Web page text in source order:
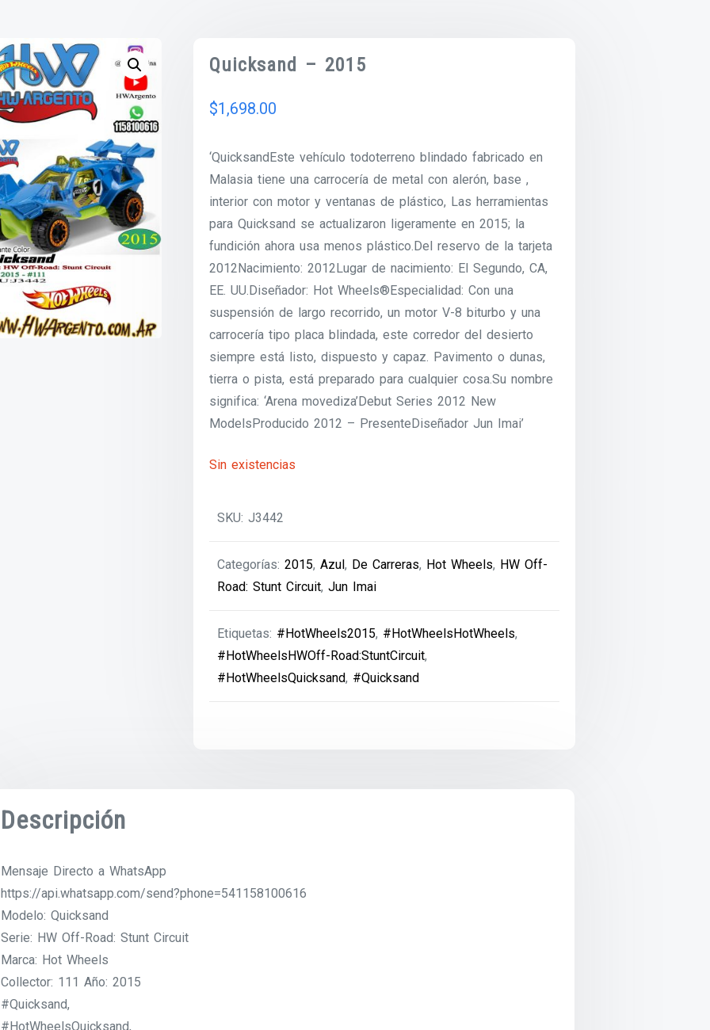
Quicksand – 2015
$1,698.00
‘QuicksandEste vehículo todoterreno blindado fabricado en
Malasia tiene una carrocería de metal con alerón, base ,
interior con motor y ventanas de plástico, Las herramientas
para Quicksand se actualizaron ligeramente en 2015; la
fundición ahora usa menos plástico.Del reservo de la tarjeta
2012Nacimiento: 2012Lugar de nacimiento: El Segundo, CA,
EE. UU.Diseñador: Hot Wheels®Especialidad: Con una
suspensión de largo recorrido, un motor V-8 biturbo y una
carrocería tipo placa blindada, este corredor del desierto
siempre está listo, dispuesto y capaz. Pavimento o dunas,
tierra o pista, está preparado para cualquier cosa.Su nombre
significa: ‘Arena movediza’Debut Series 2012 New
ModelsProducido 2012 – PresenteDiseñador Jun Imai’
Sin existencias
SKU:J3442
Categorías:2015,Azul, De Carreras, Hot Wheels, HW Off-
Road: Stunt Circuit,Jun Imai
Etiquetas: #HotWheels2015, #HotWheelsHotWheels,
#HotWheelsHWOff-Road:StuntCircuit,
#HotWheelsQuicksand, #Quicksand
Descripción
Mensaje Directo a WhatsApp
https://api.whatsapp.com/send?phone=541158100616
Modelo: Quicksand
Serie: HW Off-Road: Stunt Circuit
Marca: Hot Wheels
Collector: 111 Año: 2015
#Quicksand,
#HotWheelsQuicksand,